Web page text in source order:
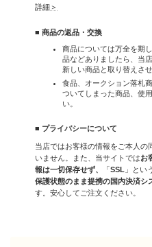
詳細＞
■ 商品の返品・交換
商品については万全を期
品などありましたら、当
新しい商品と取り替えさ
食品、オークション落札
ついてしまった商品、使
い。
■ プライバシーについて
当店ではお客様の情報をご本人
いません。また、当サイトではお
報は一切保存せず、
「SSL 」とい
保護状態のまま提携の国内決済シ
す。安心してご注文ください。